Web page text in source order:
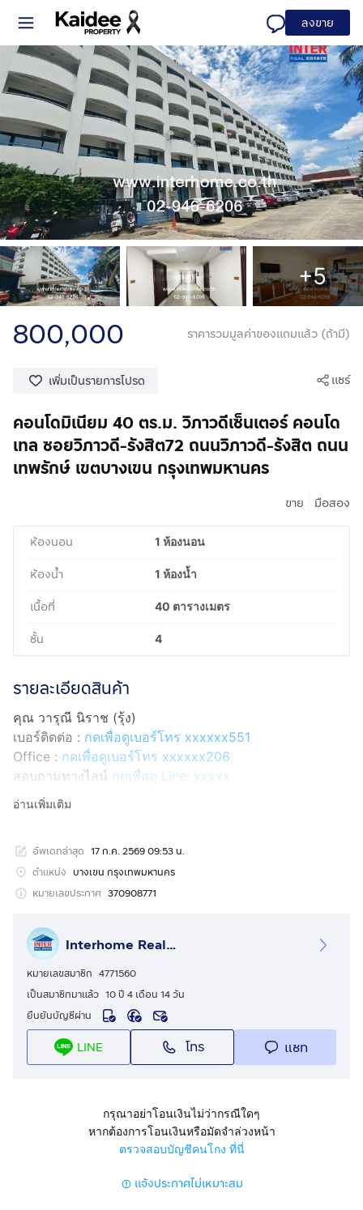
ลงขาย
+5
800,000 ราคารวมมูลค่าของแถมแล้ว (ถ้ามี)
เพิ่มเป็นรายการโปรด แชร์
คอนโดมิเนียม 40 ตร.ม. วิภาวดีเซ็นเตอร์ คอนโด
เทล ซอยวิภาวดี-รังสิต72 ถนนวิภาวดี-รังสิต ถนน
เทพรักษ์ เขตบางเขน กรุงเทพมหานคร
ขาย มือสอง
ห้องนอน 1 ห้องนอน
ห้องน้ำ 1 ห้องน้ำ
เนื้อที่ 40 ตารางเมตร
ชั้น 4
รายละเอียดสินค้า
คุณ วารุณี นิราช (รุ้ง)
เบอร์ติดต่อ : กดเพื่อดูเบอร์โทร xxxxxx551
Office : กดเพื่อดูเบอร์โทร xxxxxx206
สอบถามทางไลน์ กดเพื่อดู Line: xxxxx
Line ID: @interhome
ขนาด 40 ตร.ม.
ที่ตั้ง : วิภาวดีเซ็นเตอร์ คอนโดเทล ถ.วิภาวดีรังสิต เขต
รายละเอียด
ใกล้ร้านเจ๊เล้ง ใกล้คลังสินค้าดอนเมือง ใกล้ฟิวเจอร์รังสิต
ใกล้เซ็นทรัลลาดพร้าว ใกล้โรงพยาบาลวิภาวดี
วิภาวดี เซ็นเตอร์ คอนโดเทล ( Vibhavadi Center
Condotel ) ขายคอนโดมิเนียม
ถนนเทพรักษ์ แขวงตลาดบางเขน เขตบางเขน
กรุงเทพมหานคร
มีที่จอดรถ 1 คัน แอร์ 1 ตัว มุ้งลวด เหล็กดัด ม่าน
อ่านเพิ่มเติม
อัพเดทล่าสุด 17 ก.ค. 2569 09:53 น.
ตำแหน่ง บางเขน กรุงเทพมหานคร
หมายเลขประกาศ 370908771
Interhome Realty Estate
หมายเลขสมาชิก 4771560
เป็นสมาชิกมาแล้ว 10 ปี 4 เดือน 14 วัน
ยืนยันบัญชีผ่าน
LINE โทร แชท
กรุณาอย่าโอนเงินไม่ว่ากรณีใดๆ
หากต้องการโอนเงินหรือมัดจำล่วงหน้า
ตรวจสอบบัญชีคนโกง ที่นี่
แจ้งประกาศไม่เหมาะสม